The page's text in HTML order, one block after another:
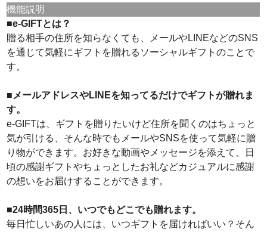
機能説明
■e-GIFTとは？
贈る相手の住所を知らなくても、メールやLINEなどのSNS
を通じて気軽にギフトを贈れるソーシャルギフトのことで
す。
■メールアドレスやLINEを知ってるだけでギフトが贈れま
す。
e-GIFTは、ギフトを贈りたいけど住所を聞くのはちょっと
気が引ける、そんな時でもメールやSNSを使って気軽に贈
り物ができます。お好きな動画やメッセージを添えて、日
頃の感謝ギフトやちょっとしたお礼などカジュアルに感謝
の想いをお届けすることができます。
■24時間365日、いつでもどこでも贈れます。
毎日忙しいあの人には、いつギフトを届ければいい？そん